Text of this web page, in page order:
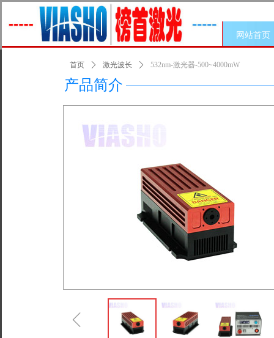
网站首页
产品简介
首页 ꄲ 激光波长 ꄲ 532nm-激光器-500~4000mW
ꁆ